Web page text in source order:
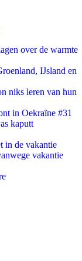
over de warmte
IJsland en
niks leren van hun
in Oekraïne #31
kaputt
in de vakantie
vakantie